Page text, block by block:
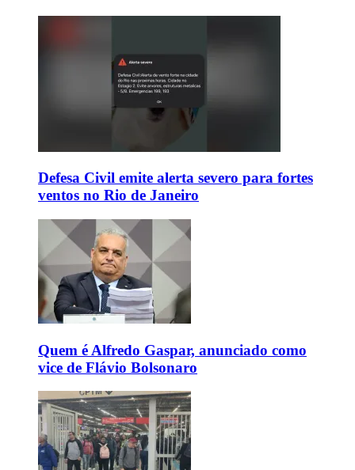
Defesa Civil emite alerta severo para fortes
ventos no Rio de Janeiro
Quem é Alfredo Gaspar, anunciado como
vice de Flávio Bolsonaro